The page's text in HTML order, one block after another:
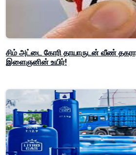
சிம் அட்டை கோரி தாயாருடன் வீண்
இளைஞனின் உயிர்!